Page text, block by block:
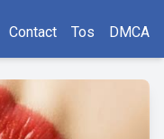
Contact Tos DMCA